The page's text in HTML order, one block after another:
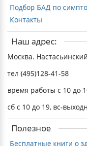
Подбор БАД по
Контакты
Наш адрес:
Москва.
тел (495)128-41-58
время работы с 10 до
сб с 10 до 19, вс-
Полезное
Бесплатные книги о